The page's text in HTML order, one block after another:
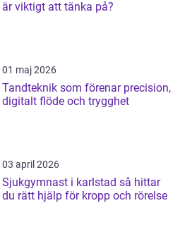
är viktigt att tänka på?
01 maj 2026
Tandteknik som förenar precision,
digitalt flöde och trygghet
03 april 2026
Sjukgymnast i karlstad så hittar
du rätt hjälp för kropp och rörelse